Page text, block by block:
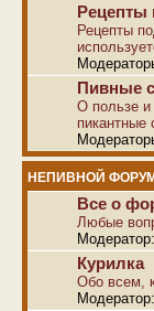
Рецепты
Рецепты
Пивные
О пользе и
пикантные
НЕПИВНОЙ
Все о
Любые
Модератор:
Курилка
Обо всем,
Модератор: